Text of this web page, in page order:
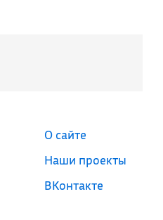
О сайте
Наши проекты
ВКонтакте